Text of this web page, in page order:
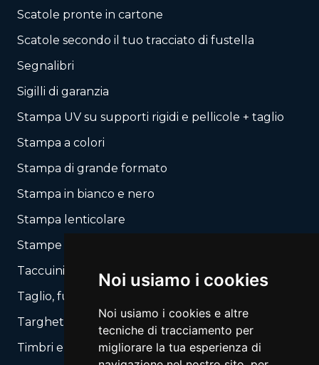
Noi usiamo i cookies
Noi usiamo i cookies e altre
tecniche di tracciamento per
migliorare la tua esperienza di
Scatole pronte in cartone
Scatole secondo il tuo tracciato di fustella
Segnalibri
Sigilli di garanzia
Stampa UV su supporti rigidi e pellicole + taglio
Stampa a colori
Stampa di grande formato
Stampa in bianco e nero
Stampa lenticolare
Stampe autocopianti
Taccuini / Blocchi
Taglio, fustellatura secondo il tuo layout
Targhette, Segnali
Timbri e Automati